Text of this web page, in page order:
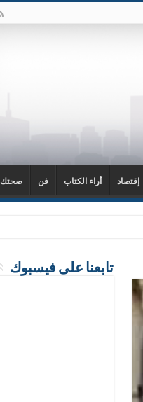
إقتصاد أراء الكتاب فن صحتك
تابعنا على فيسبوك